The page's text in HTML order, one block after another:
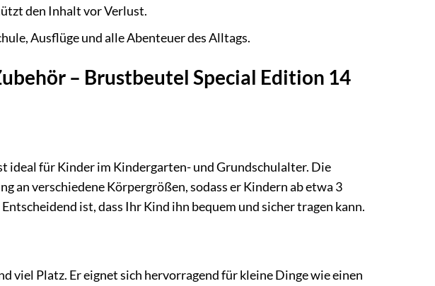
den Inhalt vor Verlust.
Ausflüge und alle Abenteuer des Alltags.
– Brustbeutel Special Edition 14
ideal für Kinder im Kindergarten- und Grundschulalter. Die
an verschiedene Körpergrößen, sodass er Kindern ab etwa 3
ist, dass Ihr Kind ihn bequem und sicher tragen kann.
Platz. Er eignet sich hervorragend für kleine Dinge wie einen